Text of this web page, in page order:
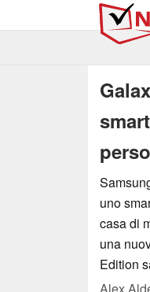
uno
casa di
una
Edition